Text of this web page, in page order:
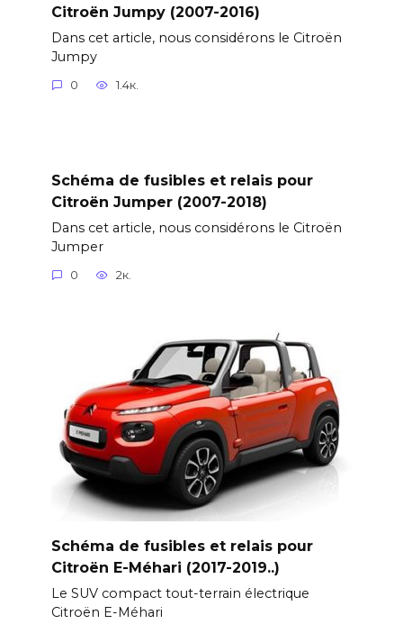
Citroën Jumpy (2007-2016)
Dans cet article, nous considérons le Citroën
Jumpy
0 1.4к.
Schéma de fusibles et relais pour
Citroën Jumper (2007-2018)
Dans cet article, nous considérons le Citroën
Jumper
0 2к.
Schéma de fusibles et relais pour
Citroën E-Méhari (2017-2019..)
Le SUV compact tout-terrain électrique
Citroën E-Méhari